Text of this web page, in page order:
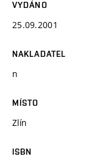
VYDÁNO
25.09.2001
NAKLADATEL
n
MÍSTO
Zlín
ISBN